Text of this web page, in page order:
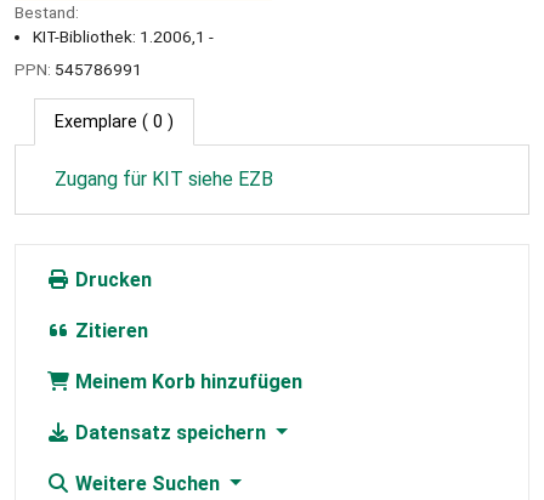
Bestand:
KIT-Bibliothek: 1.2006,1 -
PPN: 545786991
Exemplare ( 0 )
Zugang für KIT siehe EZB
Drucken
Zitieren
Meinem Korb hinzufügen
Datensatz speichern
Weitere Suchen